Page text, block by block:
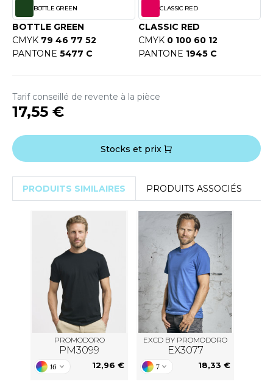
SERIE
MORNING STUDIOS
SEGURIDAD
DUICK
BOTTLE GREEN
BOTTLE GREEN
CMYK 79 46 77 52
PANTONE 5477 C
CLASSIC RED
CLASSIC RED
CMYK 0 100 60 12
PANTONE 1945 C
Tarif conseillé de revente à la pièce
17,55 €
Stocks et prix
PRODUITS SIMILAIRES PRODUITS ASSOCIÉS
PROMODORO
PM3099
16 12,96 €
EXCD BY PROMODORO
EX3077
7 18,33 €